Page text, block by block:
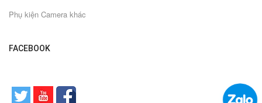
Phụ kiện Camera khác
FACEBOOK